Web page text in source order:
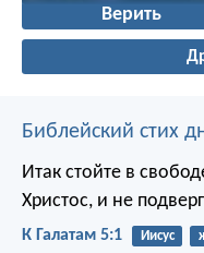
Верить
Библейский стих
Итак стойте в
Христос, и не
К Галатам 5:1 Иисус